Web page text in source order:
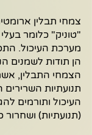
צמחי תבלין
"טוניק" כלומר
מערכת העיכול.
הן תודות לשמנים
הצמחי התבלין,
תנועתיות
העיכול ותורמים
(תנועתיות) ושחרור